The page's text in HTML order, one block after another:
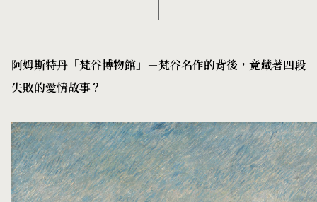
阿姆斯特丹「梵谷博物館」－梵谷名作的背後，竟藏著四段
失敗的愛情故事？